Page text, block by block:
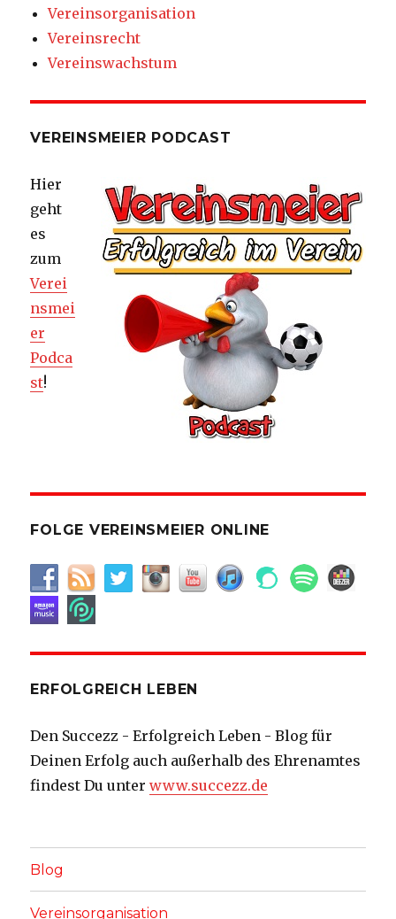
Vereinsorganisation
Vereinsrecht
Vereinswachstum
VEREINSMEIER PODCAST
Hier
geht
es
zum
Verei
nsmei
er
Podca
st!
FOLGE VEREINSMEIER ONLINE
ERFOLGREICH LEBEN
Den Succezz - Erfolgreich Leben - Blog für
Deinen Erfolg auch außerhalb des Ehrenamtes
findest Du unterwww.succezz.de
Blog
Vereinsorganisation